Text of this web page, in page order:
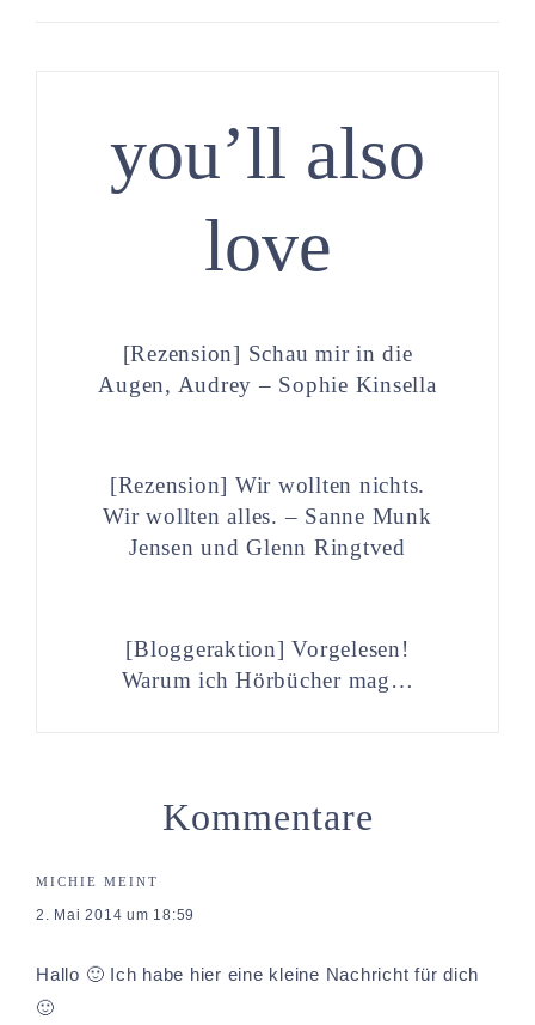
you’ll also
love
[Rezension] Schau mir in die
Augen, Audrey – Sophie Kinsella
[Rezension] Wir wollten nichts.
Wir wollten alles. – Sanne Munk
Jensen und Glenn Ringtved
[Bloggeraktion] Vorgelesen!
Warum ich Hörbücher mag…
Kommentare
MICHIE MEINT
2. Mai 2014 um 18:59
Hallo 🙂 Ich habe hier eine kleine Nachricht für dich
🙂